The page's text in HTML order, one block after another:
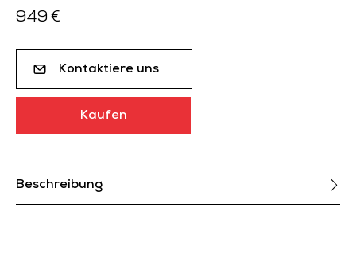
949 €
Kontaktiere uns
Kaufen
Beschreibung